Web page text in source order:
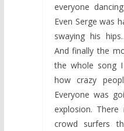
everyone
Even Serge was
swaying his
And finally the
the whole song I
how crazy
Everyone was
explosion.
crowd surfers